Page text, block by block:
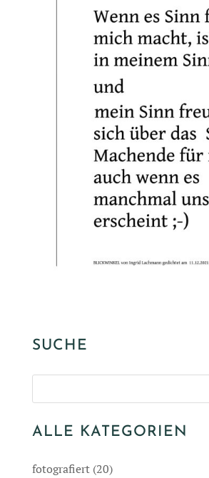
SUCHE
ALLE KATEGORIEN
fotografiert(20)